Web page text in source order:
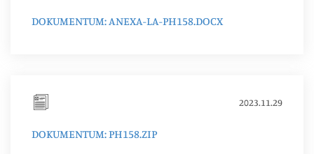
DOKUMENTUM: ANEXA-LA-PH158.DOCX
2023.11.29
DOKUMENTUM: PH158.ZIP